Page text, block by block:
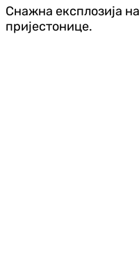
Снажна експлозија
пријестонице.